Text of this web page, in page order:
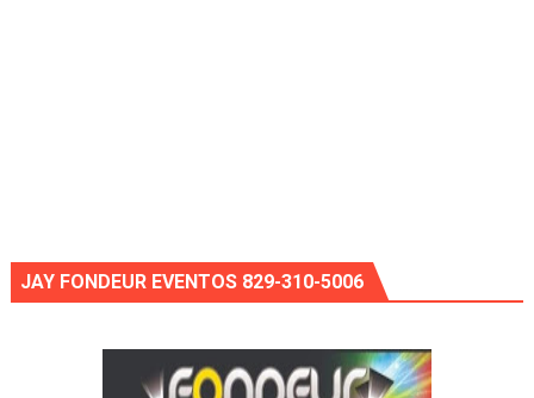
JAY FONDEUR EVENTOS 829-310-5006